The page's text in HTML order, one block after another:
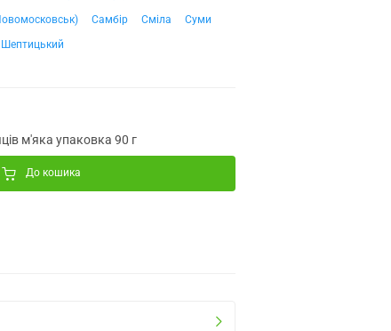
Самбір Сміла
Суми
Шептицький
м'яка упаковка 90 г
До кошика